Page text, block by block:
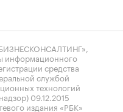
информационного
средства
службой
технологий
09.12.2015
издания «РБК»